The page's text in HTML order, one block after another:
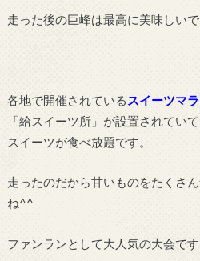
走った後の巨峰は最高に美味しいで
各地で開催されている スイーツマ
「給スイーツ所」が設置されてい
スイーツが食べ放題です。
走ったのだから甘いものをたくさ
ね^^
ファンランとして大人気の大会です